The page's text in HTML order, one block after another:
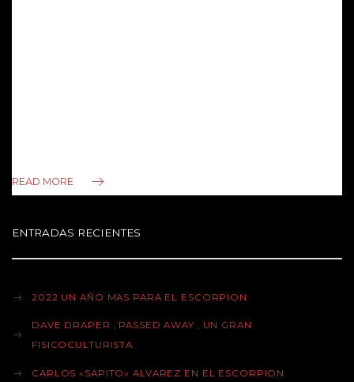
READ MORE
ENTRADAS RECIENTES
2022 UN AÑO MAS PARA EL ESCORPION
DAVE DRAPER , PASSED AWAY , UN GRAN
FISICOCULTURISTA.
CARLOS «SAPITO» ALVAREZ EN EL ESCORPION.